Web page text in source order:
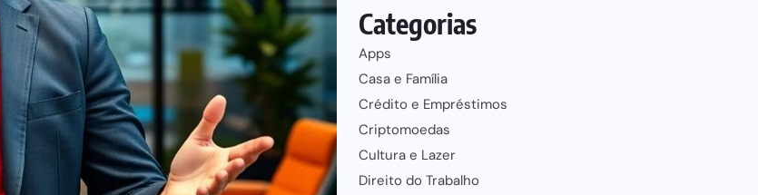
Categorias
Apps
Casa e Família
Crédito e Empréstimos
Criptomoedas
Cultura e Lazer
Direito do Trabalho